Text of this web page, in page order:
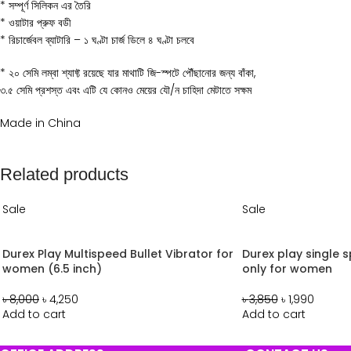
* সম্পূর্ণ সিলিকন এর তৈরি
* ওয়াটার প্রুফ বডী
* রিচার্জেবল ব্যাটারি – ১ ঘণ্টা চার্জ ডিলে ৪ ঘণ্টা চলবে
* ২০ সেমি লম্বা শ্যাফ্ট রয়েছে যার মাথাটি জি-স্পটে পৌঁছানোর জন্য বাঁকা,
৩.৫ সেমি প্রশস্ত এবং এটি যে কোনও মেয়ের যৌ/ন চাহিদা মেটাতে সক্ষম
Made in China
Related products
Sale
Durex Play Multispeed Bullet Vibrator for
women (6.5 inch)
৳8,000 ৳ 4,250
Add to cart
Sale
Durex play single
only for women
৳3,850 ৳ 1,990
Add to cart